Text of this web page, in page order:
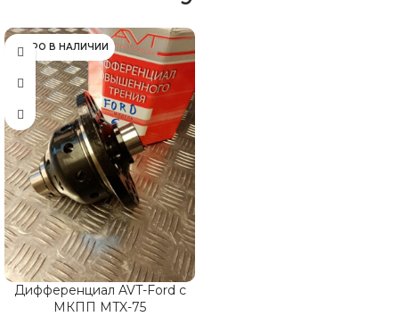
СКОРО В НАЛИЧИИ
Дифференциал AVT-Ford c
МКПП MTX-75